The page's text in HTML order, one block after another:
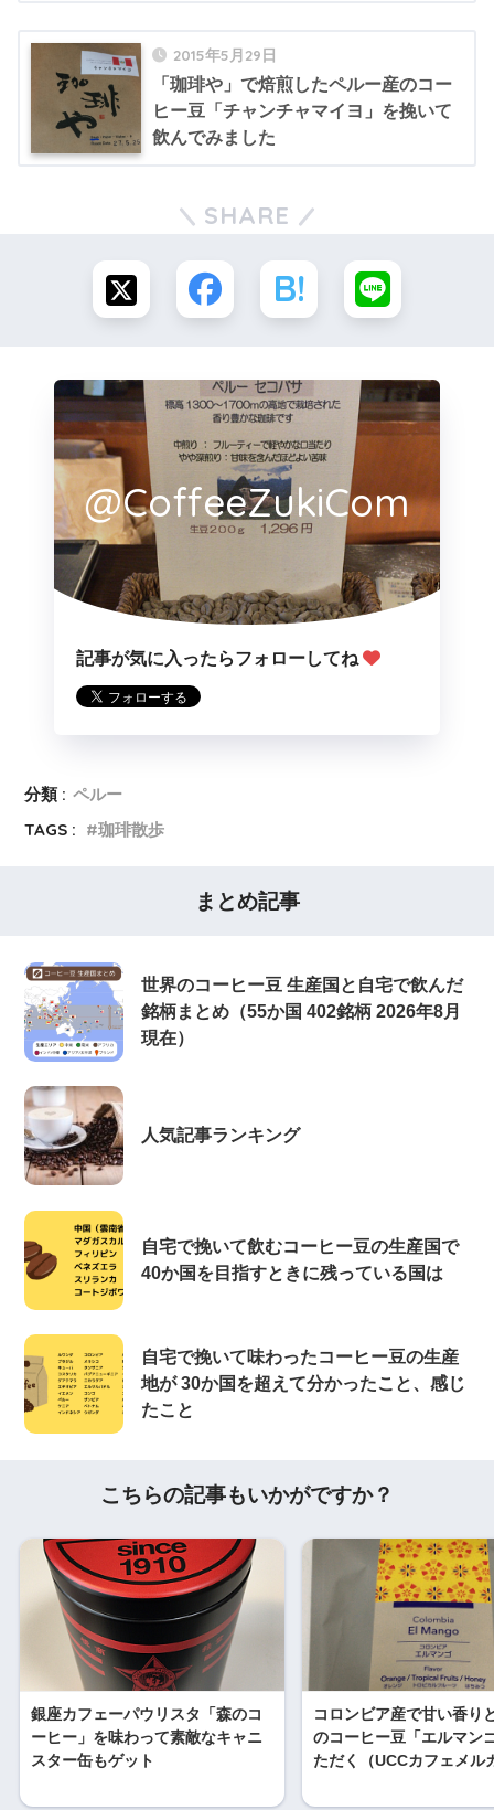
2015年5月29日
「珈琲や」で焙煎したペルー産のコー
ヒー豆「チャンチャマイヨ」を挽いて
飲んでみました
SHARE
@CoffeeZukiCom
記事が気に入ったらフォローしてね
分類 : ペルー
TAGS :
珈琲散歩
まとめ記事
世界のコーヒー豆 生産国と自宅で飲んだ
銘柄まとめ（55か国 402銘柄 2026年8月
現在）
人気記事ランキング
自宅で挽いて飲むコーヒー豆の生産国で
40か国を目指すときに残っている国は
自宅で挽いて味わったコーヒー豆の生産
地が 30か国を超えて分かったこと、感じ
たこと
こちらの記事もいかがですか？
銀座カフェーパウリスタ「森のコ
ーヒー」を味わって素敵なキャニ
スター缶もゲット
コロンビア産で甘い香り
のコーヒー豆「エルマン
ただく（UCCカフェメル